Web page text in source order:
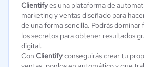
Clientifyes una plataforma de
marketing y ventas diseñado para
de una forma sencilla. Podrás
los secretos para obtener resultados
digital.
Con Clientifyconseguirás crear tu